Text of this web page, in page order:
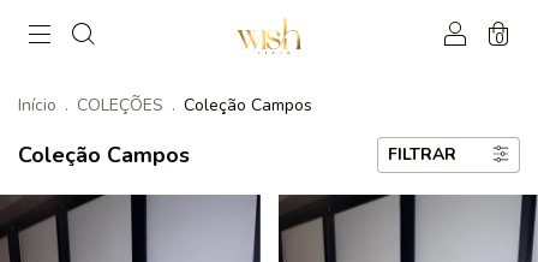
0
Início . COLEÇÕES . Coleção Campos
Coleção Campos FILTRAR